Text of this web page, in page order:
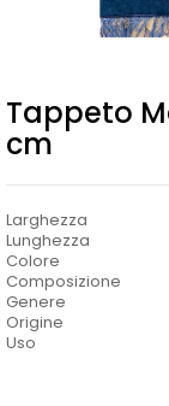
Tappeto
cm
Larghezza
Lunghezza
Colore
Composizione
Genere
Origine
Uso